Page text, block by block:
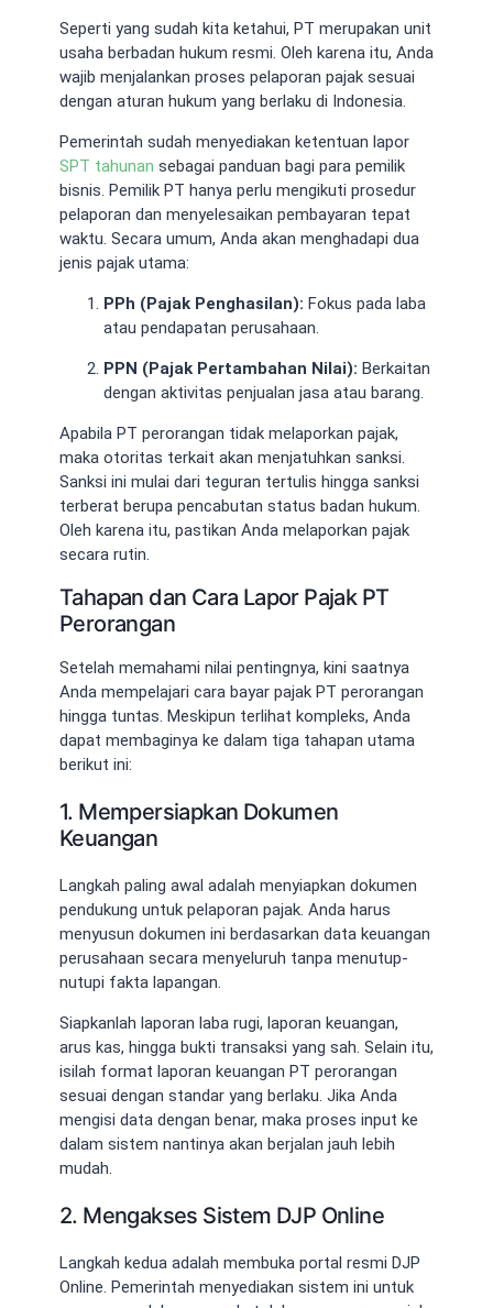
Seperti yang sudah kita ketahui, PT merupakan unit
usaha berbadan hukum resmi. Oleh karena itu, Anda
wajib menjalankan proses pelaporan pajak sesuai
dengan aturan hukum yang berlaku di Indonesia.
Pemerintah sudah menyediakan ketentuan lapor
SPT tahunan sebagai panduan bagi para pemilik
bisnis. Pemilik PT hanya perlu mengikuti prosedur
pelaporan dan menyelesaikan pembayaran tepat
waktu. Secara umum, Anda akan menghadapi dua
jenis pajak utama:
PPh (Pajak Penghasilan): Fokus pada laba
atau pendapatan perusahaan.
PPN (Pajak Pertambahan Nilai): Berkaitan
dengan aktivitas penjualan jasa atau barang.
Apabila PT perorangan tidak melaporkan pajak,
maka otoritas terkait akan menjatuhkan sanksi.
Sanksi ini mulai dari teguran tertulis hingga sanksi
terberat berupa pencabutan status badan hukum.
Oleh karena itu, pastikan Anda melaporkan pajak
secara rutin.
Tahapan dan Cara Lapor Pajak PT
Perorangan
Setelah memahami nilai pentingnya, kini saatnya
Anda mempelajari cara bayar pajak PT perorangan
hingga tuntas. Meskipun terlihat kompleks, Anda
dapat membaginya ke dalam tiga tahapan utama
berikut ini:
1. Mempersiapkan Dokumen
Keuangan
Langkah paling awal adalah menyiapkan dokumen
pendukung untuk pelaporan pajak. Anda harus
menyusun dokumen ini berdasarkan data keuangan
perusahaan secara menyeluruh tanpa menutup-
nutupi fakta lapangan.
Siapkanlah laporan laba rugi, laporan keuangan,
arus kas, hingga bukti transaksi yang sah. Selain itu,
isilah format laporan keuangan PT perorangan
sesuai dengan standar yang berlaku. Jika Anda
mengisi data dengan benar, maka proses input ke
dalam sistem nantinya akan berjalan jauh lebih
mudah.
2. Mengakses Sistem DJP Online
Langkah kedua adalah membuka portal resmi DJP
Online. Pemerintah menyediakan sistem ini untuk